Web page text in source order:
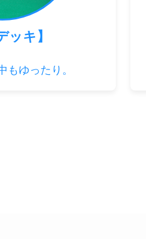
ッキ】
ゆったり。